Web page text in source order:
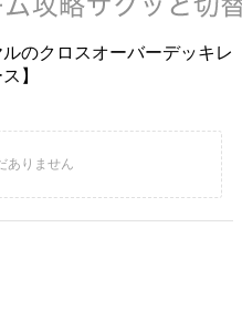
のクロスオーバーデッキレ
】